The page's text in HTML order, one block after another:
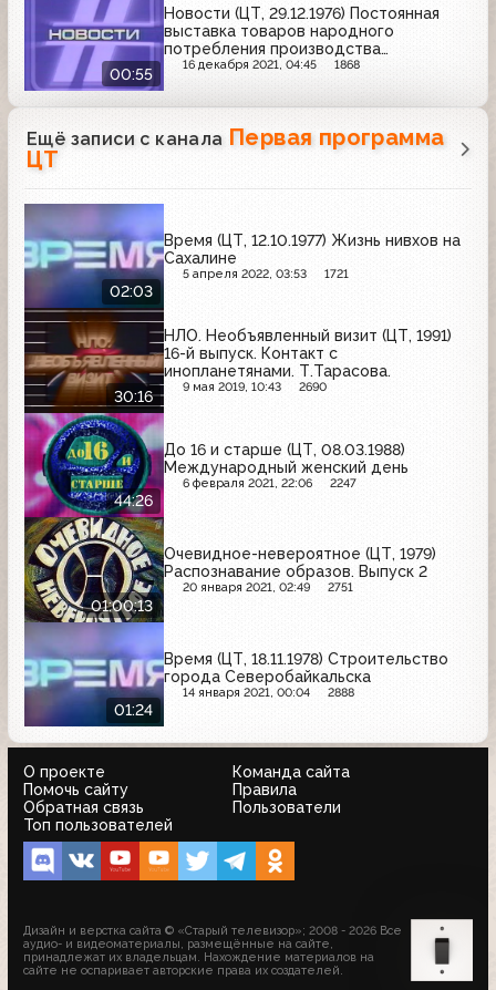
00:55
Новости (ЦТ, 29.12.1976) Постоянная
выставка товаров народного
потребления производства
предприятий Ленинграда
16 декабря 2021, 04:45 1868
Ещё записи с канала Первая программа
ЦТ
02:03
Время (ЦТ, 12.10.1977) Жизнь нивхов на
Сахалине
5 апреля 2022, 03:53 1721
30:16
НЛО. Необъявленный визит (ЦТ, 1991)
16-й выпуск. Контакт с
инопланетянами. Т.Тарасова.
9 мая 2019, 10:43 2690
44:26
До 16 и старше (ЦТ, 08.03.1988)
Международный женский день
6 февраля 2021, 22:06 2247
01:00:13
Очевидное-невероятное (ЦТ, 1979)
Распознавание образов. Выпуск 2
20 января 2021, 02:49 2751
01:24
Время (ЦТ, 18.11.1978) Строительство
города Северобайкальска
14 января 2021, 00:04 2888
О проекте
Команда сайта
Помочь сайту
Правила
Обратная связь
Пользователи
Топ пользователей
Дизайн и верстка сайта © «Старый телевизор»; 2008 - 2026 Все
аудио- и видеоматериалы, размещённые на сайте,
принадлежат их владельцам. Нахождение материалов на
сайте не оспаривает авторские права их создателей.